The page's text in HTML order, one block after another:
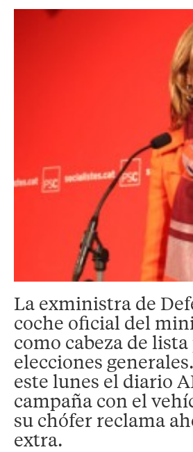
La exministra de
coche oficial del
como cabeza de
elecciones
este lunes el diario
campaña con el
su chófer reclama
extra.